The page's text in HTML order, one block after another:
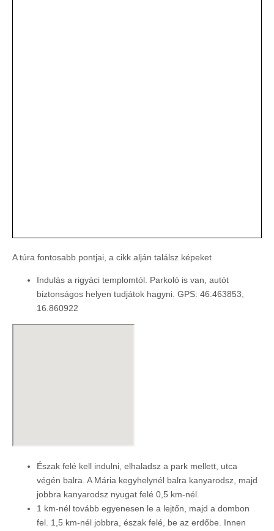
A túra fontosabb pontjai, a cikk alján találsz képeket
Indulás a rigyáci templomtól. Parkoló is van, autót
biztonságos helyen tudjátok hagyni. GPS: 46.463853,
16.860922
Észak felé kell indulni, elhaladsz a park mellett, utca
végén balra. A Mária kegyhelynél balra kanyarodsz, majd
jobbra kanyarodsz nyugat felé 0,5 km-nél.
1 km-nél tovább egyenesen le a lejtőn, majd a dombon
fel. 1,5 km-nél jobbra, észak felé, be az erdőbe. Innen